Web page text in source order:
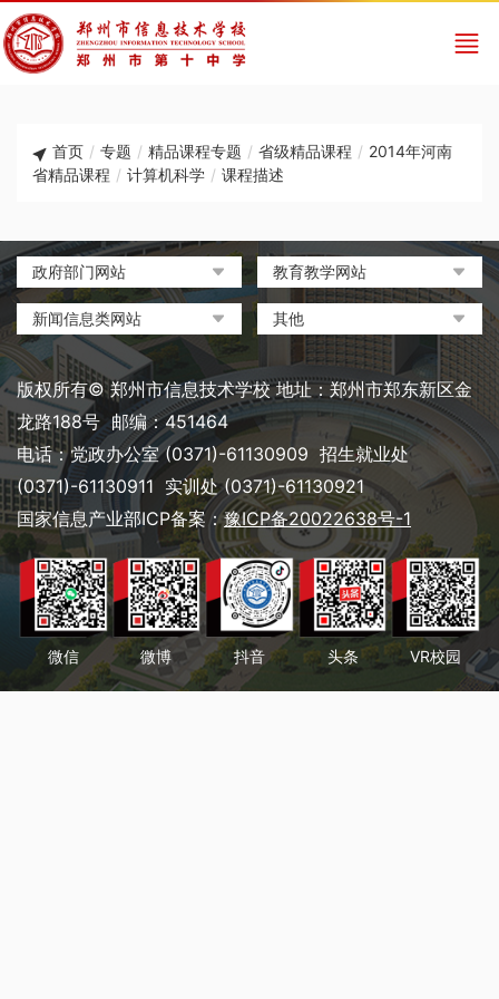
首页 / 专题 / 精品课程专题 / 省级精品课程 / 2014年河南
省精品课程 / 计算机科学 / 课程描述
政府部门网站
中国政府网
河南省人民政府
郑州市人民政府
教育教学网站
教育部政府门户网站
中国职业教育与成人教育网
河南省教育厅
河南省职业教育与成人教育
网
郑州市教育局政务网
郑州教育信息网
新闻信息类网站
环球网
凤凰网
搜狐
网易
新浪
其他
中央电化教育馆
中国教育和科研计算机网
电脑报
大象网|河南网络广播电视台
版权所有© 郑州市信息技术学校 地址：郑州市郑东新区金
龙路188号 邮编：451464
电话：党政办公室 (0371)-61130909 招生就业处
(0371)-61130911 实训处 (0371)-61130921
国家信息产业部ICP备案：豫ICP备20022638号-1
微信 微博 抖音 头条 VR校园